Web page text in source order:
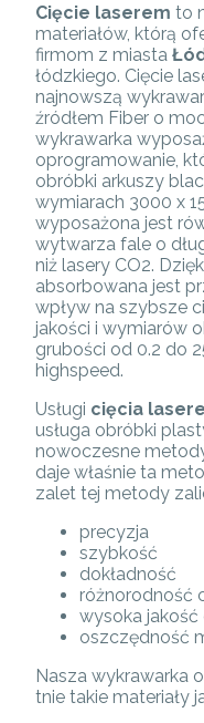
Cięcie laserem to
materiałów, którą
firmom z miasta
łódzkiego. Cięcie
najnowszą
źródłem Fiber o
wykrawarka
oprogramowanie,
obróbki arkuszy
wymiarach 3000 x
wyposażona jest
wytwarza fale o
niż lasery CO2.
absorbowana jest
wpływ na szybsze
jakości i wymiarów
grubości od 0.2 do
highspeed.
Usługi cięcia
usługa obróbki
nowoczesne
daje właśnie ta
zalet tej metody
precyzja
szybkość
dokładność
różnorodność
wysoka jakość
oszczędność
Nasza wykrawarka
tnie takie materiały